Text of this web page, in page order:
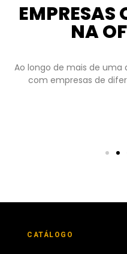
EMPRESAS
NA
Ao longo de mais de
com empresas de
CATÁLOGO